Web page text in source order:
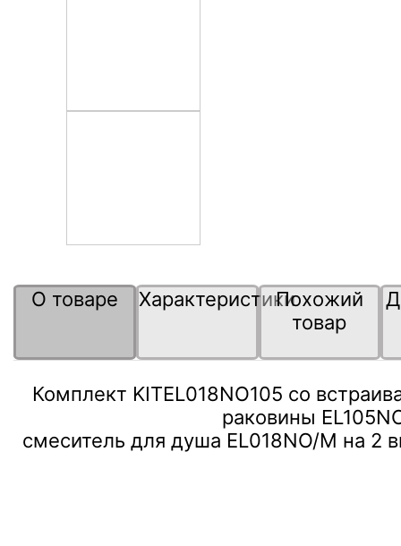
О товаре ХарактеристикиПохожий
товар
Комплект KITEL018NO105 со
раковины
смеситель для душа EL018NO/M на